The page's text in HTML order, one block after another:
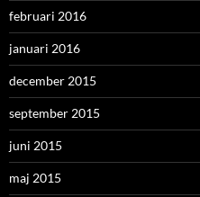
februari 2016
januari 2016
december 2015
september 2015
juni 2015
maj 2015